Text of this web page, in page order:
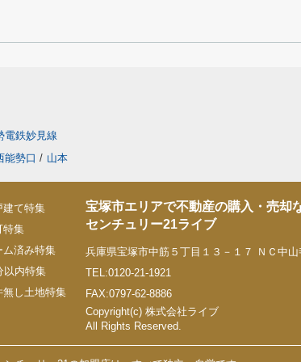
電鉄妙見線
能勢口 / 山本
建て特集
特集
ム済み特集
以内特集
無し土地特集
宝塚市エリアで不動産の購入・売却
センチュリー21ライブ
兵庫県宝塚市中筋５丁目１３－１７ ＮＣ中山
TEL:0120-21-1921
FAX:0797-62-8886
Copyright(c) 株式会社ライブ
All Rights Reserved.